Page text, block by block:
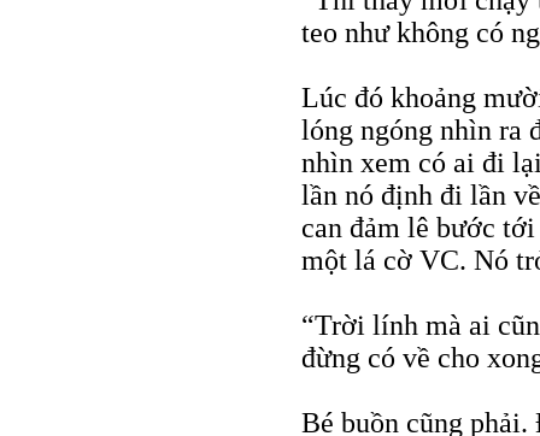
teo như không có
Lúc đó khoảng
lóng ngóng nhìn ra
nhìn xem có ai đi
lần nó định đi lần
can đảm lê bước
một lá cờ VC. Nó
“Trời lính mà ai
đừng có về cho
Bé buồn cũng phải.